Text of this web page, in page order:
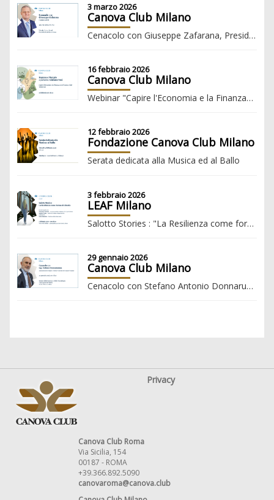
3 marzo 2026
Canova Club Milano
Cenacolo con Giuseppe Zafarana, Presidente ENI
16 febbraio 2026
Canova Club Milano
Webinar "Capire l'Economia e la Finanza" con Giuliano Noci ”IMPRESA E MERCATO”
12 febbraio 2026
Fondazione Canova Club Milano
Serata dedicata alla Musica ed al Ballo
3 febbraio 2026
LEAF Milano
Salotto Stories : "La Resilienza come forma di Libertà"
29 gennaio 2026
Canova Club Milano
Cenacolo con Stefano Antonio Donnarumma, Amministratore Delegato e Direttore Generale del Gruppo FS Italiane
Privacy
Canova Club Roma
Via Sicilia, 154
00187 - ROMA
+39.366.892.5090
canovaroma@canova.club